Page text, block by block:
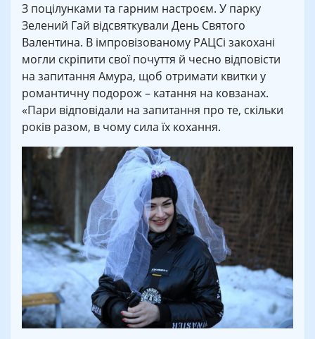
З поцілунками та гарним настроєм. У парку
Зелений Гай відсвяткували День Святого
Валентина. В імпровізованому РАЦСі закохані
могли скріпити свої почуття й чесно відповісти
на запитання Амура, щоб отримати квитки у
романтичну подорож – катання на ковзанах.
«Пари відповідали на запитання про те, скільки
років разом, в чому сила їх кохання.